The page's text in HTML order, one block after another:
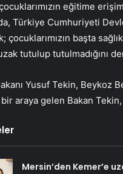
eğitime
Türkiye Cumhuriyeti
çocuklarımızın başta
tutulup tutulmadığını
Yusuf Tekin, Beykoz
araya gelen Bakan
Mersin’den Kemer’e